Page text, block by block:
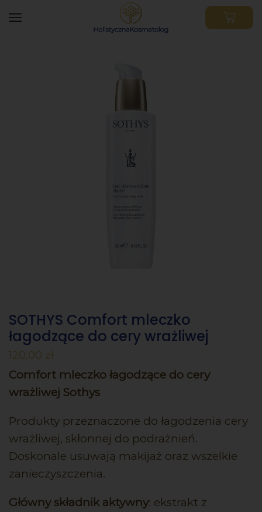
SOTHYS Comfort mleczko
łagodzące do cery wrażliwej
120,00 zł
Comfort mleczko łagodzące do cery
wrażliwej Sothys
Produkty przeznaczone do łagodzenia cery
wrażliwej, skłonnej do podrażnień.
Doskonale usuwają makijaż oraz wszelkie
zanieczyszczenia.
Główny składnik aktywny: ekstrakt z